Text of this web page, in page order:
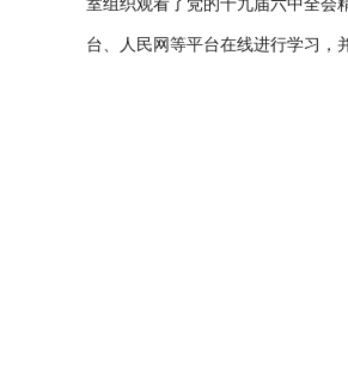
室组织观看了党的十九届六中全会
台、人民网等平台在线进行学习，